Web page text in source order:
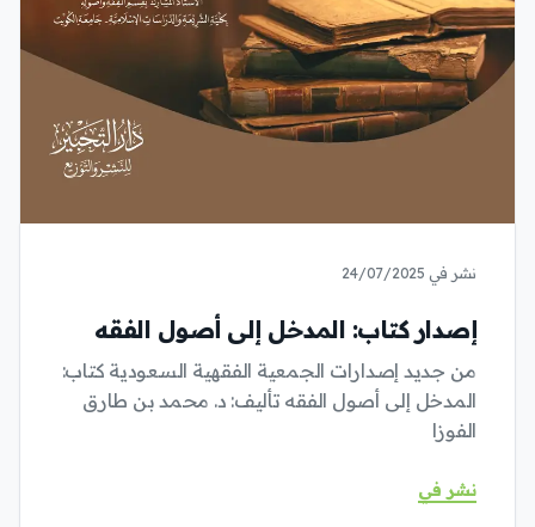
نشر في 24/07/2025
إصدار كتاب: المدخل إلى أصول الفقه
من جديد إصدارات الجمعية الفقهية السعودية كتاب:
المدخل إلى أصول الفقه تأليف: د. محمد بن طارق
الفوزا
نشر في